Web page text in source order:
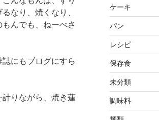
なり、焼くなり、
んでも、ねーべさ
にもブログにすら
りながら、焼き蓮
ケーキ
パン
レシピ
保存食
未分類
調味料